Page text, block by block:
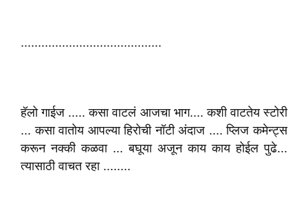
.........................................
हॅलो गाईज ..... कसा वाटलं आजचा भाग.... कशी वाटतेय स्टोरी
... कसा वातोय आपल्या हिरोची नॉटी अंदाज .... प्लिज कमेन्ट्स
करून नक्की कळवा ... बघूया अजून काय काय होईल पुढे...
त्यासाठी वाचत रहा ........